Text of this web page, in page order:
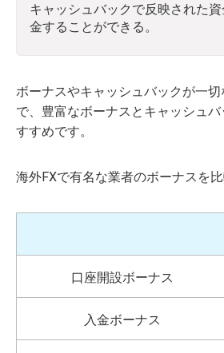
キャッシュバックで反映された
金することができる。
ボーナスやキャッシュバックが一
で、豊富なボーナスとキャッシュ
すすめです。
海外FXで有名な業者のボーナスを比
口座開設ボーナス
入金ボーナス